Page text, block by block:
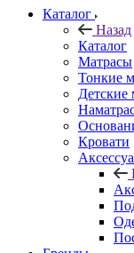
Каталог
Назад
Каталог
Матрасы
Тонкие
Детские
Кровати